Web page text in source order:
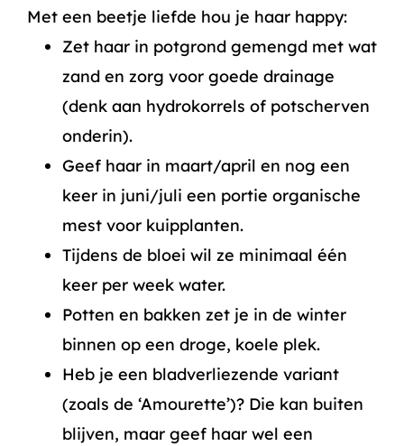
Met een beetje liefde hou je haar happy:
Zet haar in potgrond gemengd met wat
zand en zorg voor goede drainage
(denk aan hydrokorrels of potscherven
onderin).
Geef haar in maart/april en nog een
keer in juni/juli een portie organische
mest voor kuipplanten.
Tijdens de bloei wil ze minimaal één
keer per week water.
Potten en bakken zet je in de winter
binnen op een droge, koele plek.
Heb je een bladverliezende variant
(zoals de ‘Amourette’)? Die kan buiten
blijven, maar geef haar wel een